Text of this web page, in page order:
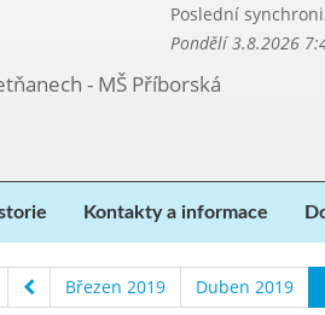
Poslední
Pondělí 3.8.2026
- MŠ Příborská
Kontakty a informace
Březen 2019 Duben 2019